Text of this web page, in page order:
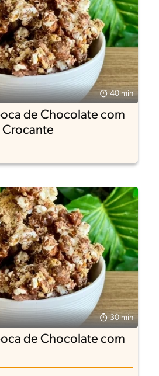
40 min
de Chocolate com
Crocante
30 min
de Chocolate com